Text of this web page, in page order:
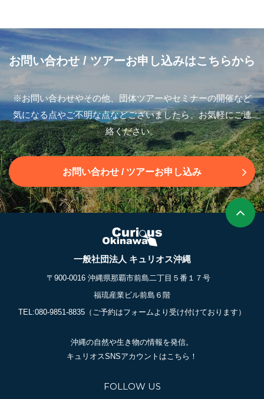
お問い合わせ / ツアーお申し込みはこちらから
※お問い合わせやその他、団体ツアーやセミナーの開催など
気になる点やご不明な点などございましたら、お気軽にご連
絡ください。
お問い合わせ / ツアーお申し込み
一般社団法人 キュリオス沖縄
〒900-0016 沖縄県那覇市前島二丁目５番１７号
福琉産業ビル前島６階
TEL:080-9851-8835 （ご予約はフォームより受け付けております）
沖縄の自然や生き物の情報を発信。
キュリオスSNSアカウントはこちら！
FOLLOW US